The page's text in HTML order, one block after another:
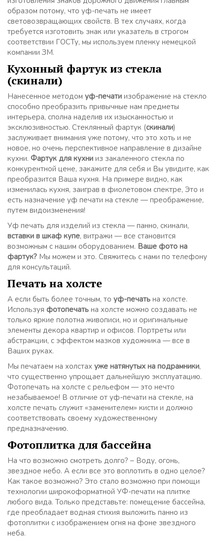
образом потому, что уф-печать не имеет
световозвращающих свойств. В тех случаях, когда
требуется изготовить знак или указатель в строгом
соответствии ГОСТу, мы используем пленку немецкой
компании ЗМ.
Кухонный фартук из стекла
(скинали)
Нанесенное методом уф-печати изображение на стекло
способно преобразить привычные нам предметы
интерьера, сполна наделив их изысканностью и
эксклюзивностью. Стеклянный фартук (скинали)
заслуживает внимания уже потому, что это хоть и не
новое, но очень перспективное направление в дизайне
кухни. Фартук для кухни из закаленного стекла по
конкурентной цене, закажите для себя и Вы увидите, как
преобразится Ваша кухня. На примере видно, как
изменилась кухня, заиграв в фиолетовом спектре, Это и
есть назначение уф печати на стекле — преображение,
путем видоизменения!
Уф печать для изделий из стекла — панно, скинали,
вставки в шкаф купе, витражи — все становится
возможным с нашим оборудованием. Ваше фото на
фартук? Мы можем и это. Свяжитесь с нами по телефону
для консультаций.
Печать на холсте
А если быть более точным, то уф-печать на холсте.
Используя фотопечать на холсте можно создавать не
только яркие полотна живописи, но и оригинальные
элементы декора квартир и офисов. Портреты или
абстракции, с эффектом мазков художника — все в
Ваших руках.
Мы печатаем на холстах уже натянутых на подрамники,
что существенно упрощает дальнейшую эксплуатацию.
Фотопечать на холсте с рельефом — это нечто
незабываемое! В отличие от уф-печати на стекле, на
холсте печать служит «заменителем» кисти и должно
соответствовать своему художественному
предназначению.
Фотоплитка для бассейна
На что возможно смотреть долго? – Воду, огонь,
звездное небо. А если все это воплотить в одно целое?
Как такое возможно? Это стало возможно при помощи
технологии широкоформатной УФ-печати на плитке
любого вида. Только представьте: помещение бассейна,
где преобладает водная стихия выложить панно из
фотоплитки с изображением огня на фоне звездного
неба.